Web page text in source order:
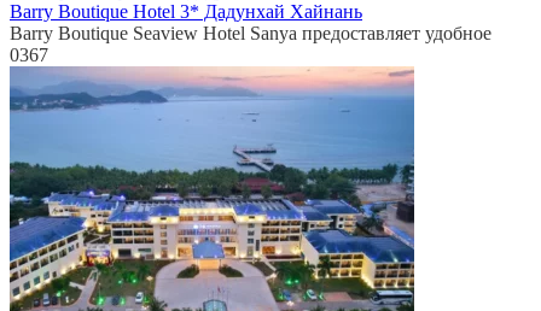
Barry Boutique Hotel 3* Дадунхай Хайнань
Barry Boutique Seaview Hotel Sanya предоставляет удобное
0367